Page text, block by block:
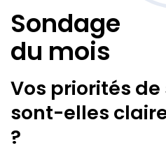
Sondage
du mois
Vos priorités
sont-elles
?